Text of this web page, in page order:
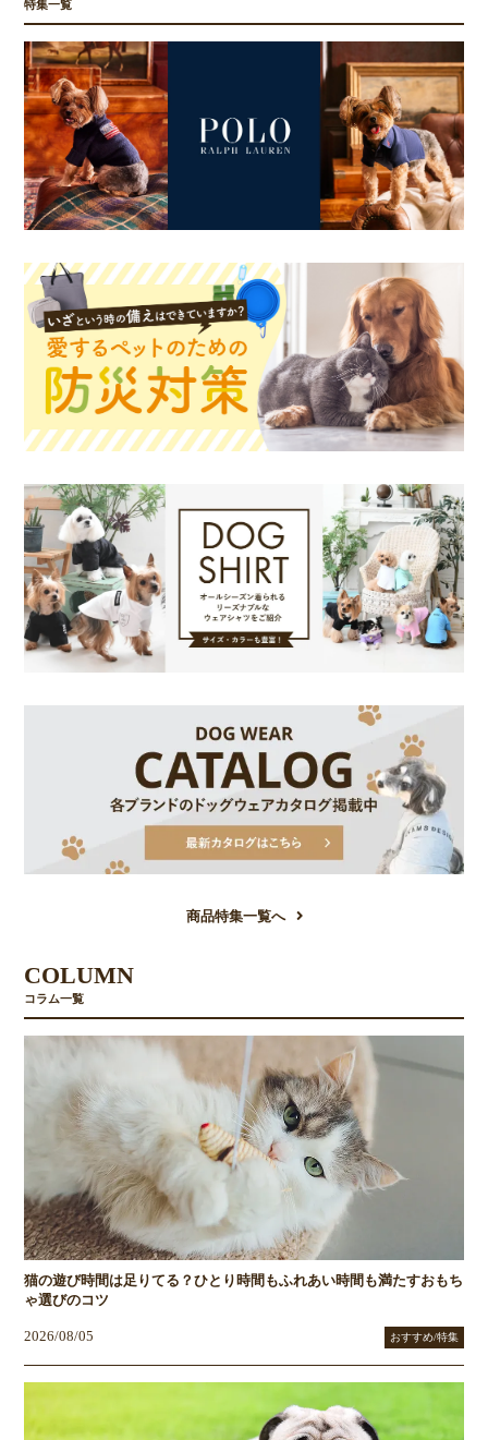
お買い物を続ける カートへ進む
特集一覧
商品特集一覧へ
COLUMN
コラム一覧
猫の遊び時間は足りてる？ひとり時間もふれあい時間も満たすおもち
ゃ選びのコツ
2026/08/05 おすすめ/特集